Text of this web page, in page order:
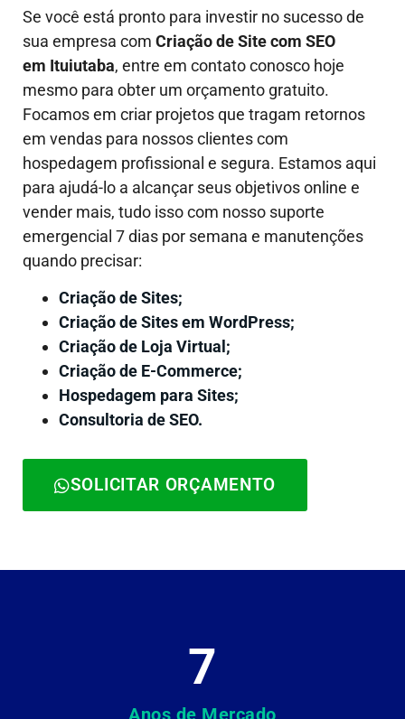
Se você está pronto para investir no sucesso de
sua empresa com Criação de Site com SEO
em Ituiutaba, entre em contato conosco hoje
mesmo para obter um orçamento gratuito.
Focamos em criar projetos que tragam retornos
em vendas para nossos clientes com
hospedagem profissional e segura. Estamos aqui
para ajudá-lo a alcançar seus objetivos online e
vender mais, tudo isso com nosso suporte
emergencial 7 dias por semana e manutenções
quando precisar:
Criação de Sites;
Criação de Sites em WordPress;
Criação de Loja Virtual;
Criação de E-Commerce;
Hospedagem para Sites;
Consultoria de SEO.
SOLICITAR ORÇAMENTO
7